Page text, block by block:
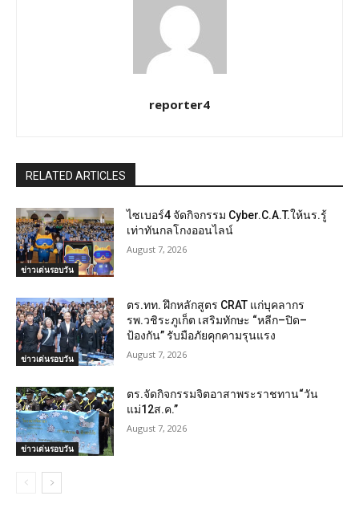
reporter4
RELATED ARTICLES
ข่าวเด่นรอบวัน
ไซเบอร์4 จัดกิจกรรม Cyber.C.A.T.ให้นร.รู้
เท่าทันกลโกงออนไลน์
August 7, 2026
ข่าวเด่นรอบวัน
ตร.ทท. ฝึกหลักสูตร CRAT แก่บุคลากร
รพ.วชิระภูเก็ต เสริมทักษะ “หลีก–ปิด–
ป้องกัน” รับมือภัยคุกคามรุนแรง
August 7, 2026
ข่าวเด่นรอบวัน
ตร.จัดกิจกรรมจิตอาสาพระราชทาน“วัน
แม่12ส.ค.”
August 7, 2026